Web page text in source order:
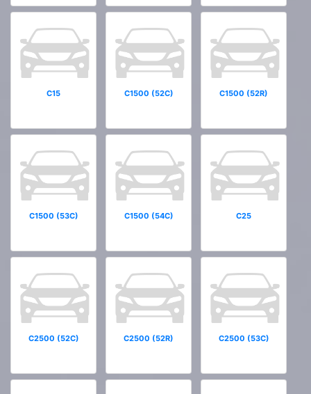
C15 C1500 (52C) C1500 (52R)
C1500 (53C) C1500 (54C) C25
C2500 (52C) C2500 (52R) C2500 (53C)